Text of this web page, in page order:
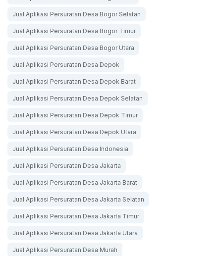
Jual Aplikasi Persuratan Desa Bogor Selatan
Jual Aplikasi Persuratan Desa Bogor Timur
Jual Aplikasi Persuratan Desa Bogor Utara
Jual Aplikasi Persuratan Desa Depok
Jual Aplikasi Persuratan Desa Depok Barat
Jual Aplikasi Persuratan Desa Depok Selatan
Jual Aplikasi Persuratan Desa Depok Timur
Jual Aplikasi Persuratan Desa Depok Utara
Jual Aplikasi Persuratan Desa Indonesia
Jual Aplikasi Persuratan Desa Jakarta
Jual Aplikasi Persuratan Desa Jakarta Barat
Jual Aplikasi Persuratan Desa Jakarta Selatan
Jual Aplikasi Persuratan Desa Jakarta Timur
Jual Aplikasi Persuratan Desa Jakarta Utara
Jual Aplikasi Persuratan Desa Murah